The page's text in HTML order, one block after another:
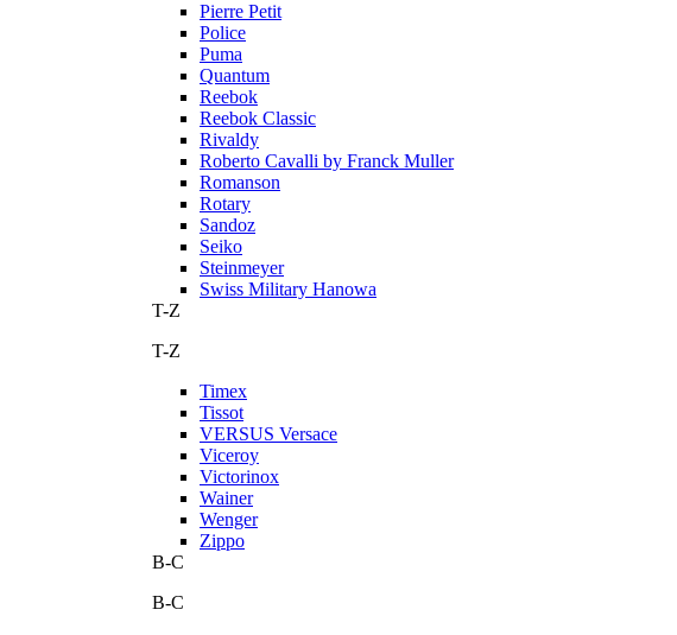
Pierre Petit
Police
Puma
Quantum
Reebok
Reebok Classic
Rivaldy
Roberto Cavalli by Franck Muller
Romanson
Rotary
Sandoz
Seiko
Steinmeyer
Swiss Military Hanowa
T-Z
T-Z
Timex
Tissot
VERSUS Versace
Viceroy
Victorinox
Wainer
Wenger
Zippo
В-С
В-С